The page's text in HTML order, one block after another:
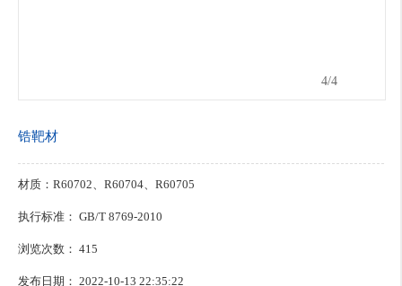
4/4
锆靶材
材质：R60702、R60704、R60705
执行标准： GB/T 8769-2010
浏览次数： 415
发布日期： 2022-10-13 22:35:22